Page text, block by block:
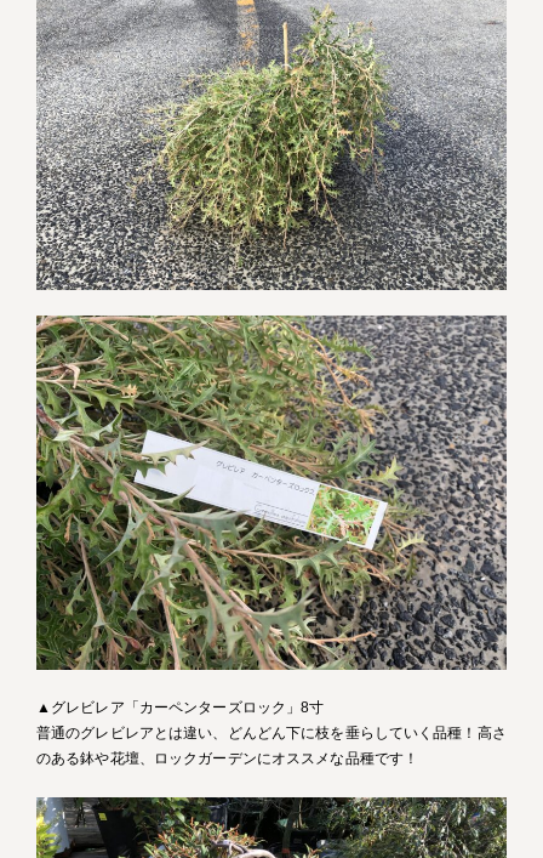
▲グレビレア「カーペンターズロック」8寸
普通のグレビレアとは違い、どんどん下に枝を垂らしていく品種！高さ
のある鉢や花壇、ロックガーデンにオススメな品種です！